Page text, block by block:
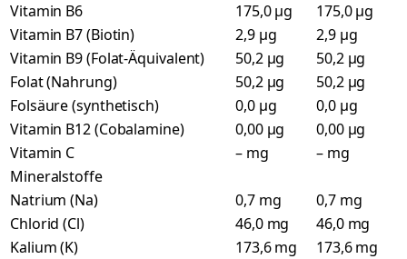
Vitamin B6
175,0 µg
175,0 µg
Vitamin B7 (Biotin)
2,9 µg
2,9 µg
Vitamin B9 (Folat-Äquivalent)
50,2 µg
50,2 µg
Folat (Nahrung)
50,2 µg
50,2 µg
Folsäure (synthetisch)
0,0 µg
0,0 µg
Vitamin B12 (Cobalamine)
0,00 µg
0,00 µg
Vitamin C
– mg
– mg
Mineralstoffe
Natrium (Na)
0,7 mg
0,7 mg
Chlorid (Cl)
46,0 mg
46,0 mg
Kalium (K)
173,6 mg
173,6 mg